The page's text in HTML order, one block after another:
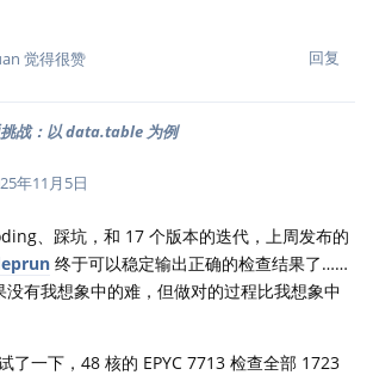
回复
觉得很赞
战：以 data.table 为例
年11月5日
、踩坑，和 17 个版本的迭代，上周发布的
终于可以稳定输出正确的检查结果了……
有我想象中的难，但做对的过程比我想象中
了一下，48 核的 EPYC 7713 检查全部 1723